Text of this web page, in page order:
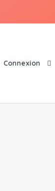
Connexion